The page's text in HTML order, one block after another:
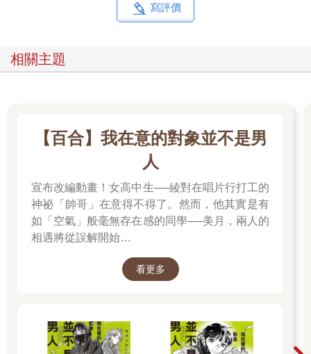
寫評價
相關主題
【百合】我在意的對象並不是男
人
宣布改編動畫！女高中生──綾對在唱片行打工的
神祕「帥哥」在意得不得了。然而，他其實是有
如「空氣」般毫無存在感的同學──美月，兩人的
相遇將從誤解開始…
看更多